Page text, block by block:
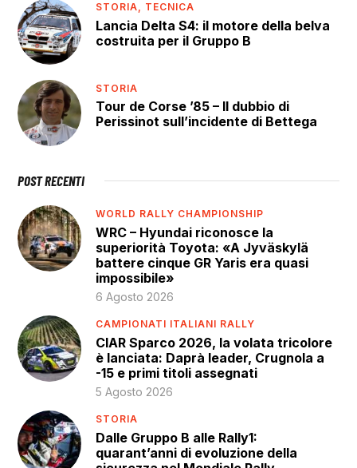
STORIA, TECNICA
Lancia Delta S4: il motore della belva
costruita per il Gruppo B
STORIA
Tour de Corse ’85 – Il dubbio di
Perissinot sull’incidente di Bettega
POST RECENTI
WORLD RALLY CHAMPIONSHIP
WRC – Hyundai riconosce la
superiorità Toyota: «A Jyväskylä
battere cinque GR Yaris era quasi
impossibile»
6 Agosto 2026
CAMPIONATI ITALIANI RALLY
CIAR Sparco 2026, la volata tricolore
è lanciata: Daprà leader, Crugnola a
-15 e primi titoli assegnati
5 Agosto 2026
STORIA
Dalle Gruppo B alle Rally1:
quarant’anni di evoluzione della